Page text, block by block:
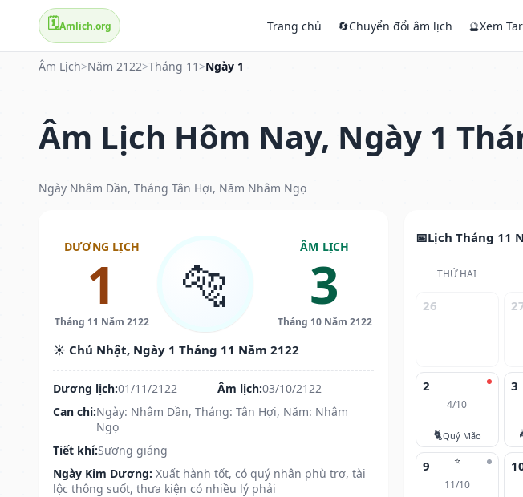
🗓️Amlich.org Trang chủ 🔄Chuyển đổi âm lịch 🔮Xem
Âm Lịch>Năm 2122>Tháng 11 >Ngày 1
Âm Lịch Hôm Nay, Ngày 1
Ngày Nhâm Dần, Tháng Tân Hợi, Năm Nhâm Ngọ
DƯƠNG LỊCH
1
Tháng 11 Năm 2122
🐅
ÂM LỊCH
3
Tháng 10 Năm 2122
☀️ Chủ Nhật, Ngày 1 Tháng 11 Năm 2122
Dương lịch:01/11/2122 Âm lịch:03/10/2122
Can chi:Ngày: Nhâm Dần, Tháng: Tân Hợi, Năm: Nhâm
Ngọ
Tiết khí:Sương giáng
Ngày Kim Dương: Xuất hành tốt, có quý nhân phù trợ, tài
lộc thông suốt, thưa kiện có nhiều lý phải
Lịch Tháng 11
THỨ HAI
26
2
4/10
🐈Quý Mão
3
⭐
9
11/10